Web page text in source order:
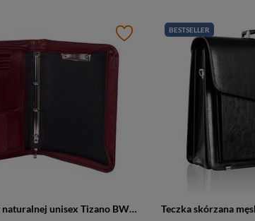
Biwuar ze skóry naturalnej unisex Tizano BWS07 aktówka na dokumenty A4 bordowy
BESTSELLER